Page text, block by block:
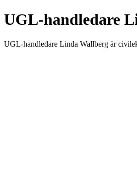
UGL-handledare
UGL-handledare Linda Wallberg är